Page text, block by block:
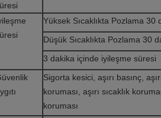
Yüksek Sıcaklıkta Pozlama 30
Düşük Sıcaklıkta Pozlama 30
3 dakika içinde iyileşme süresi
Sigorta kesici, aşırı basınç,
koruması, aşırı sıcaklık
koruması